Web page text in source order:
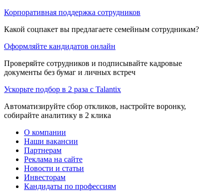
Корпоративная поддержка сотрудников
Какой соцпакет вы предлагаете семейным сотрудникам?
Оформляйте кандидатов онлайн
Проверяйте сотрудников и подписывайте кадровые
документы без бумаг и личных встреч
Ускорьте подбор в 2 раза с Talantix
Автоматизируйте сбор откликов, настройте воронку,
собирайте аналитику в 2 клика
О компании
Наши вакансии
Партнерам
Реклама на сайте
Новости и статьи
Инвесторам
Кандидаты по профессиям